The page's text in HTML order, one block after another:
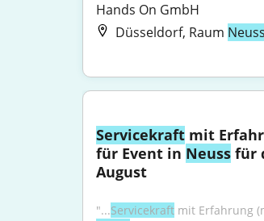
Hands On GmbH
Düsseldorf, Raum Neuss
Servicekraft mit
für Event in Neuss für
August
"...Servicekraft